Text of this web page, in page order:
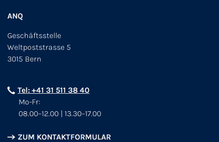
ANQ
Geschäftsstelle
Weltpoststrasse 5
3015 Bern
Tel: +41 31 511 38 40
Mo-Fr:
08.00–12.00 | 13.30–17.00
ZUM KONTAKTFORMULAR